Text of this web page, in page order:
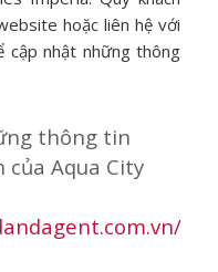
hoặc liên hệ với
cập nhật những thông
thông tin
của Aqua City